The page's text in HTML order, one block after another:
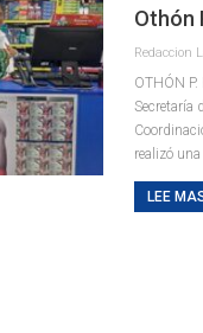
Othón
OTHÓN
Secretaría
realizó
LEE